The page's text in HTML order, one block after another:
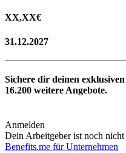
XX,XX€
31.12.2027
Sichere dir deinen
16.200 weitere Angebote.
Anmelden
Dein Arbeitgeber ist noch nicht
Benefits.me für Unternehmen